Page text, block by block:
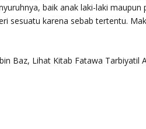
baik anak laki-laki
sesuatu karena sebab tertentu.
Baz, Lihat Kitab Fatawa Tarbiyatil